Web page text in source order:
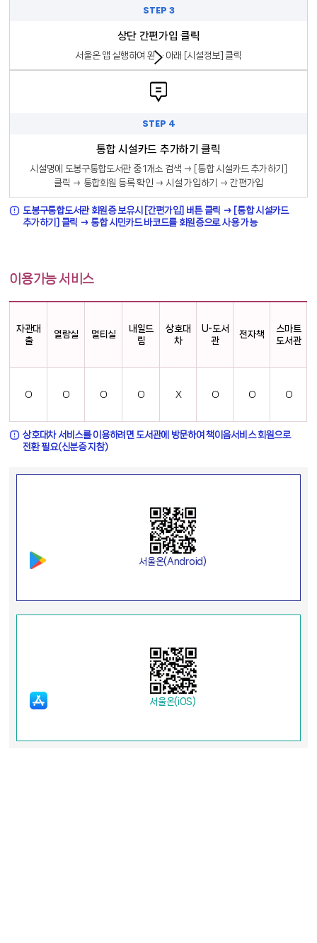
STEP 3
상단 간편가입 클릭
서울온 앱 실행하여 왼쪽 아래 [시설정보] 클릭
STEP 4
통합 시설카드 추가하기 클릭
시설명에 도봉구통합도서관 중 1개소 검색 → [통합 시설카드 추가하기]
클릭 → 통합회원 등록 확인 → 시설 가입하기 → 간편가입
도봉구통합도서관 회원증 보유시 [간편가입] 버튼 클릭 → [통합 시설카드
추가하기] 클릭 → 통합 시민카드 바코드를 회원증으로 사용 가능
이용가능 서비스
자관대
출
열람실 멀티실
내일드
림
상호대
차
U-도서
관
전자책
스마트
도서관
O O O O X O O O
상호대차 서비스를 이용하려면 도서관에 방문하여 책이음서비스 회원으로
전환 필요(신분증 지참)
서울온(Android)
서울온(iOS)